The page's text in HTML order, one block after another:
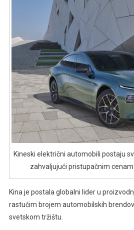
Kineski električni automobili postaju
zahvaljujući pristupačnim
Kina je postala globalni lider u
rastućim brojem automobilskih
svetskom tržištu.